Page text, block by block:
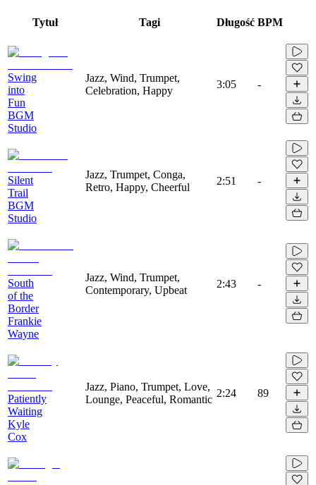
Tytuł Tagi Długość BPM
Swing
into
Fun
BGM
Studio
Jazz, Wind, Trumpet,
Celebration, Happy
3:05 -
Silent
Trail
BGM
Studio
Jazz, Trumpet, Conga,
Retro, Happy, Cheerful
2:51 -
South
of the
Border
Frankie
Wayne
Jazz, Wind, Trumpet,
Contemporary, Upbeat
2:43 -
Patiently
Waiting
Kyle
Cox
Jazz, Piano, Trumpet, Love,
Lounge, Peaceful, Romantic
2:24 89